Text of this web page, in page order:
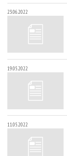
23.06.2022
19.05.2022
11.05.2022